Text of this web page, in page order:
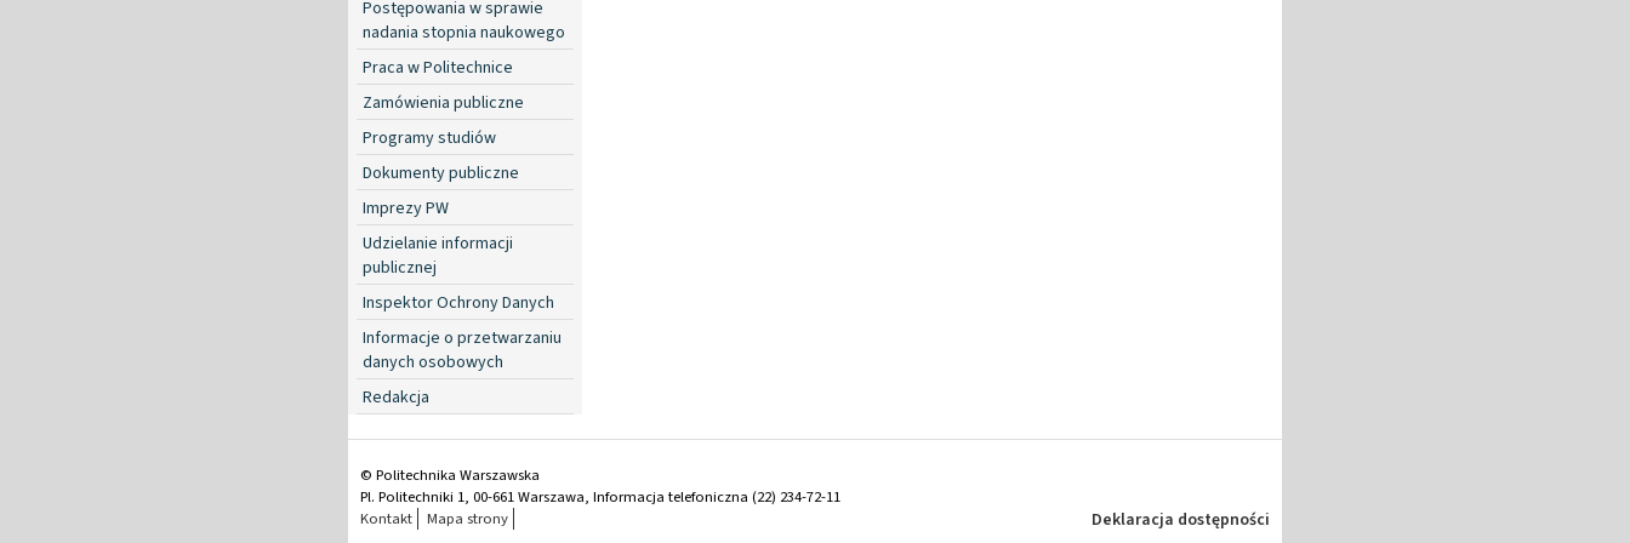
Postępowania w sprawie
nadania stopnia naukowego
Praca w Politechnice
Zamówienia publiczne
Programy studiów
Dokumenty publiczne
Imprezy PW
Udzielanie informacji
publicznej
Inspektor Ochrony Danych
Informacje o przetwarzaniu
danych osobowych
Redakcja
© Politechnika Warszawska
Pl. Politechniki 1, 00-661 Warszawa, Informacja telefoniczna (22) 234-72-11
Kontakt
Mapa strony Deklaracja dostępności